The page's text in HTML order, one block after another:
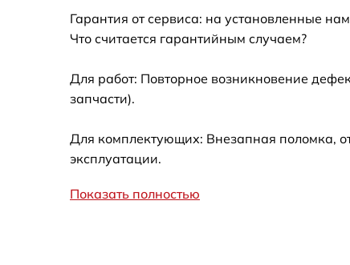
Ремонт встроенного дальнометра и
других устройств
Замена микросхемы логики
Ремонт цепи питания
Гарантия от сервиса: на установленные
Что считается гарантийным случаем?
Для работ: Повторное возникновение
запчасти).
Для комплектующих: Внезапная поломка,
эксплуатации.
Показать полностью